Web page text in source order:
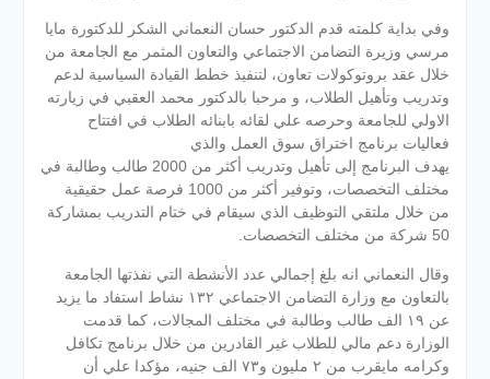
وفي بداية كلمته قدم الدكتور حسان النعماني الشكر للدكتورة مايا
مرسي وزيرة التضامن الاجتماعي والتعاون المثمر مع الجامعة من
خلال عقد بروتوكولات تعاون، لتنفيذ خطط القيادة السياسية لدعم
وتدريب وتأهيل الطلاب، و مرحبا بالدكتور محمد العقبي في زيارته
الاولي للجامعة وحرصه علي لقائه بابنائه الطلاب في افتتاح
فعاليات برنامج اختراق سوق العمل والذي
يهدف البرنامج إلى تأهيل وتدريب أكثر من 2000 طالب وطالبة في
مختلف التخصصات، وتوفير أكثر من 1000 فرصة عمل حقيقية
من خلال ملتقي التوظيف الذي سيقام في ختام التدريب بمشاركة
50 شركة من مختلف التخصصات.
وقال النعماني انه بلغ إجمالي عدد الأنشطة التي نفذتها الجامعة
بالتعاون مع وزارة التضامن الاجتماعي ١٣٢ نشاط استفاد ما يزيد
عن ١٩ الف طالب وطالبة في مختلف المجالات، كما قدمت
الوزارة دعم مالي للطلاب غير القادرين من خلال برنامج تكافل
وكرامه مايقرب من ٢ مليون و٧٣ الف جنيه، مؤكدا علي أن